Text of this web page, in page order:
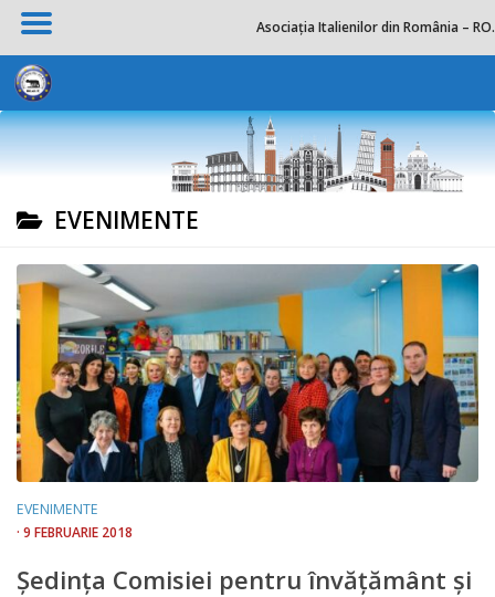
Skip to content
EVENIMENTE
EVENIMENTE
· 9 FEBRUARIE 2018
Ședința Comisiei pentru învățământ și
Asociația Italienilor din România –